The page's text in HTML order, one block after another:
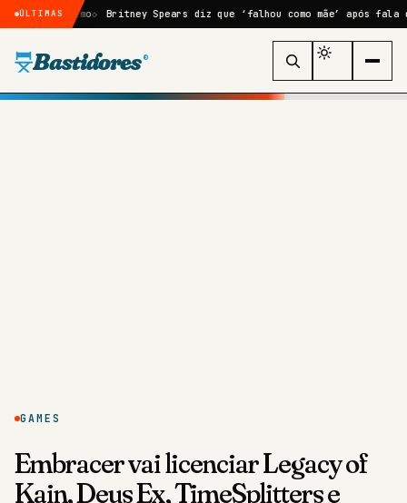
ÚLTIMAS Britney Spears diz que ‘falhou como mãe’ após fala do
Bastidores ®
GAMES
Embracer vai licenciar Legacy of
Kain, Deus Ex, TimeSplitters e